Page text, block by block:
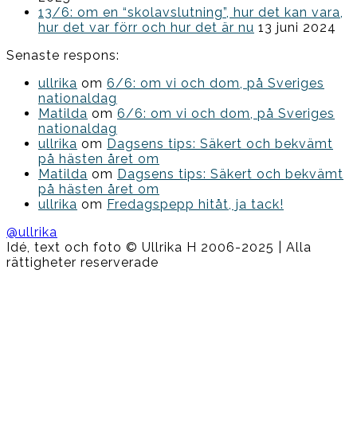
13/6: om en “skolavslutning”, hur det kan vara,
hur det var förr och hur det är nu 13 juni 2024
Senaste respons:
ullrika om 6/6: om vi och dom, på Sveriges
nationaldag
Matilda om 6/6: om vi och dom, på Sveriges
nationaldag
ullrika om Dagsens tips: Säkert och bekvämt
på hästen året om
Matilda om Dagsens tips: Säkert och bekvämt
på hästen året om
ullrika om Fredagspepp hitåt, ja tack!
@ullrika
Idé, text och foto © Ullrika H 2006-2025 | Alla
rättigheter reserverade